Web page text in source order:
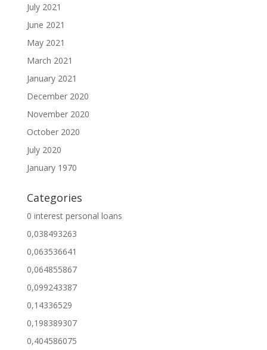
July 2021
June 2021
May 2021
March 2021
January 2021
December 2020
November 2020
October 2020
July 2020
January 1970
Categories
0 interest personal loans
0,038493263
0,063536641
0,064855867
0,099243387
0,14336529
0,198389307
0,404586075